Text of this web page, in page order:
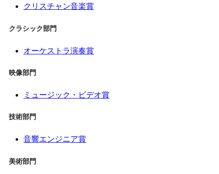
クリスチャン音楽賞
クラシック部門
オーケストラ演奏賞
映像部門
ミュージック・ビデオ賞
技術部門
音響エンジニア賞
美術部門